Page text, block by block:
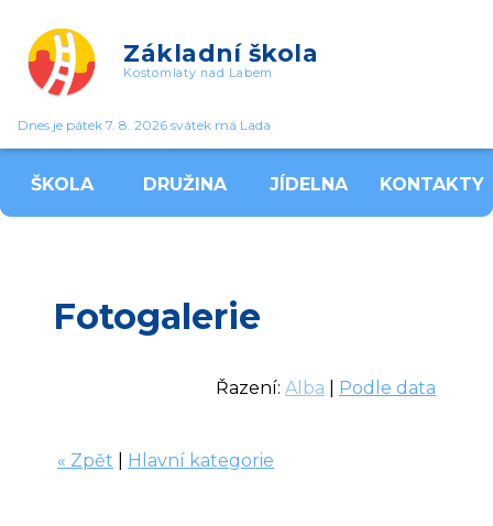
Základní škola
Kostomlaty nad Labem
Dnes je pátek 7. 8. 2026 svátek má Lada
ŠKOLA DRUŽINA JÍDELNA KONTAKTY
Fotogalerie
Řazení: Alba Podle data
« Zpět Hlavní kategorie